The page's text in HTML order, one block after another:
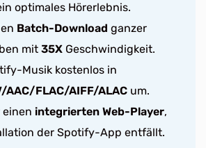
optimales Hörerlebnis.
Batch-Download ganzer
mit 35X Geschwindigkeit.
Musik kostenlos in
AAC/FLAC/AIFF/ALAC um.
integrierten Web-Player,
der Spotify-App entfällt.